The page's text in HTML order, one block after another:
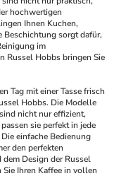
hochwertigen
Ihnen Kuchen,
Beschichtung sorgt dafür,
im
Russel Hobbs bringen Sie
Tag mit einer Tasse frisch
Hobbs. Die Modelle
nicht nur effizient,
sie perfekt in jede
einfache Bedienung
den perfekten
dem Design der Russel
Ihren Kaffee in vollen